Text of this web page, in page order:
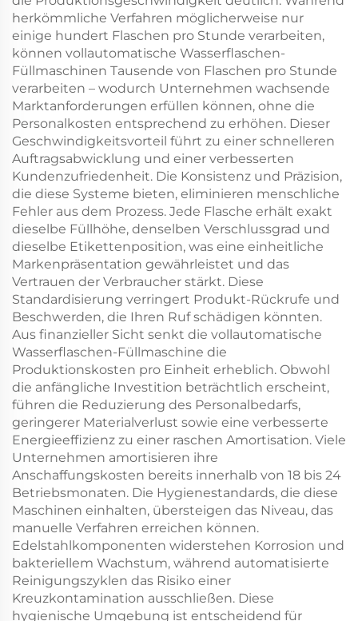
herkömmliche Verfahren möglicherweise nur
einige hundert Flaschen pro Stunde verarbeiten,
können vollautomatische Wasserflaschen-
Füllmaschinen Tausende von Flaschen pro Stunde
verarbeiten – wodurch Unternehmen wachsende
Marktanforderungen erfüllen können, ohne die
Personalkosten entsprechend zu erhöhen. Dieser
Geschwindigkeitsvorteil führt zu einer schnelleren
Auftragsabwicklung und einer verbesserten
Kundenzufriedenheit. Die Konsistenz und Präzision,
die diese Systeme bieten, eliminieren menschliche
Fehler aus dem Prozess. Jede Flasche erhält exakt
dieselbe Füllhöhe, denselben Verschlussgrad und
dieselbe Etikettenposition, was eine einheitliche
Markenpräsentation gewährleistet und das
Vertrauen der Verbraucher stärkt. Diese
Standardisierung verringert Produkt-Rückrufe und
Beschwerden, die Ihren Ruf schädigen könnten.
Aus finanzieller Sicht senkt die vollautomatische
Wasserflaschen-Füllmaschine die
Produktionskosten pro Einheit erheblich. Obwohl
die anfängliche Investition beträchtlich erscheint,
führen die Reduzierung des Personalbedarfs,
geringerer Materialverlust sowie eine verbesserte
Energieeffizienz zu einer raschen Amortisation. Viele
Unternehmen amortisieren ihre
Anschaffungskosten bereits innerhalb von 18 bis 24
Betriebsmonaten. Die Hygienestandards, die diese
Maschinen einhalten, übersteigen das Niveau, das
manuelle Verfahren erreichen können.
Edelstahlkomponenten widerstehen Korrosion und
bakteriellem Wachstum, während automatisierte
Reinigungszyklen das Risiko einer
Kreuzkontamination ausschließen. Diese
hygienische Umgebung ist entscheidend für